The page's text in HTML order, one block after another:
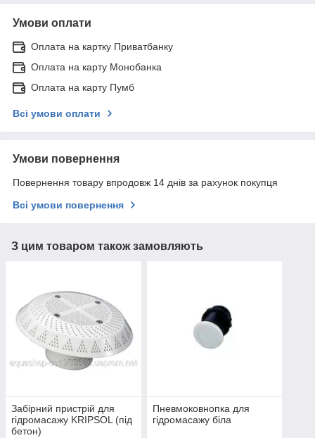
Умови оплати
Оплата на картку Приватбанку
Оплата на карту Монобанка
Оплата на карту Пумб
Всі умови оплати
Умови повернення
Повернення товару впродовж 14 днів за рахунок покупця
Всі умови повернення
З цим товаром також замовляють
Забірний пристрій для
гідромасажу KRIPSOL (під
бетон)
Пневмоковнопка для
гідромасажу біла